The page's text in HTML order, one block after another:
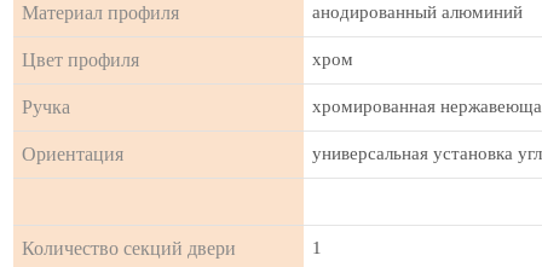
Материал профиля анодированный алюминий
Цвет профиля хром
Ручка хромированная
Ориентация универсальная установка
Количество секций двери 1